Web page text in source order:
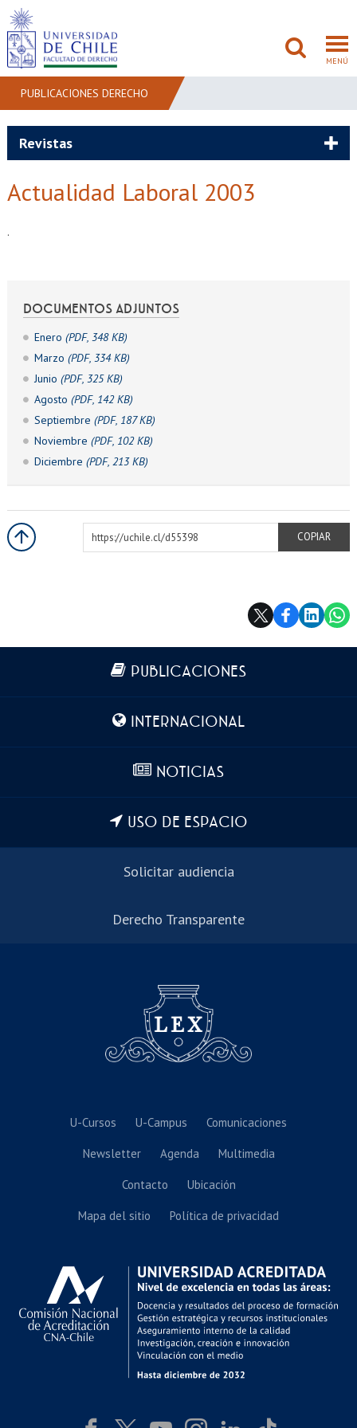
MENÚ
BIBLIOTECAS
Académicos
Egresados
PUBLICACIONES DERECHO
Revistas
Actualidad Laboral 2003
DOCUMENTOS ADJUNTOS
Enero (PDF, 348 KB)
Marzo (PDF, 334 KB)
Junio (PDF, 325 KB)
Agosto (PDF, 142 KB)
Septiembre (PDF, 187 KB)
Noviembre (PDF, 102 KB)
Diciembre (PDF, 213 KB)
.
https://uchile.cl/d55398
COPIAR
Más información
PUBLICACIONES
INTERNACIONAL
NOTICIAS
USO DE ESPACIO
Solicitar audiencia
Derecho Transparente
U-Cursos U-Campus Comunicaciones
Newsletter Agenda Multimedia
Contacto Ubicación
Mapa del sitio Política de privacidad